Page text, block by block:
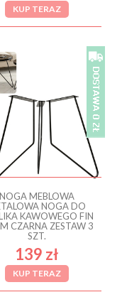
KUP TERAZ
NOGA MEBLOWA
NOGA DO
KAWOWEGO FIN
CZARNA ZESTAW 3
SZT.
139 zł
KUP TERAZ